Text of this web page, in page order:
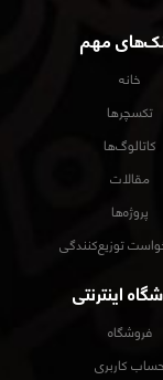
مهم
خانه
تکسچرها
کاتالوگ‌ها
مقالات
پروژه‌ها
توزیع‌کنندگی
اینترنتی
فروشگاه
حساب کاربری